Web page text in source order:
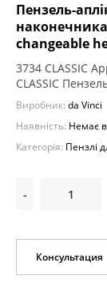
Пензель-
changeable
3734 CLASSIC
CLASSIC
Виробник: da Vinci
Наявність: Немає
Категорія: Пензлі
-
Консультация